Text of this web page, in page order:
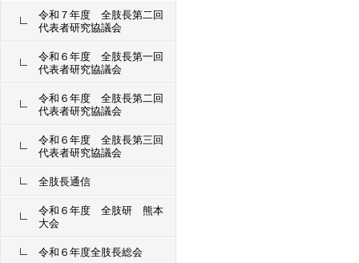
令和７年度 全肢長第二回
代表者研究協議会
令和６年度 全肢長第一回
代表者研究協議会
令和６年度 全肢長第二回
代表者研究協議会
令和６年度 全肢長第三回
代表者研究協議会
全肢長通信
令和６年度 全肢研 熊本
大会
令和６年度全肢長総会